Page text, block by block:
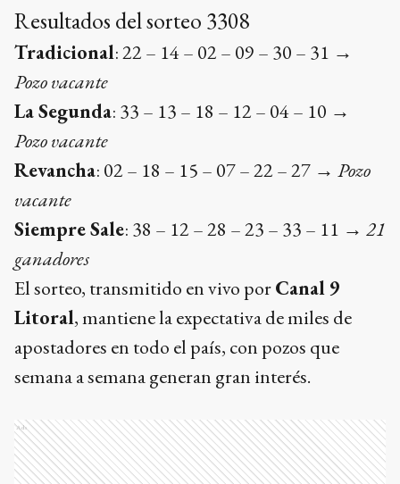
Resultados del sorteo 3308
Tradicional: 22 – 14 – 02 – 09 – 30 – 31 →
Pozo vacante
La Segunda: 33 – 13 – 18 – 12 – 04 – 10 →
Pozo vacante
Revancha: 02 – 18 – 15 – 07 – 22 – 27 → Pozo
vacante
Siempre Sale: 38 – 12 – 28 – 23 – 33 – 11 → 21
ganadores
El sorteo, transmitido en vivo porCanal 9
Litoral, mantiene la expectativa de miles de
apostadores en todo el país, con pozos que
semana a semana generan gran interés.
Ads